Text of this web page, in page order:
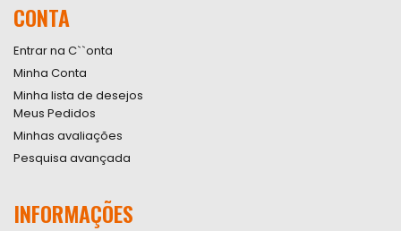
Newsletter:
CONTA
Entrar na C``onta
Minha Conta
Minha lista de desejos
Meus Pedidos
Minhas avaliações
Pesquisa avançada
INFORMAÇÕES